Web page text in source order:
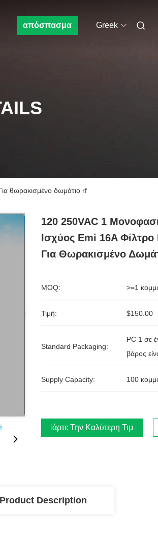
απόσπασμα Greek
θωρακισμένο δωμάτιο rf
120 250VAC 1
Ισχύος Emi 16A
Για Θωρακισμένο
MOQ: >=1
Τιμή: $150.00
Standard Packaging:
PC 1 σε ένα
βάρος
Supply Capacity:
Πάρτε Την Καλύτερη Τιμή
Product Description